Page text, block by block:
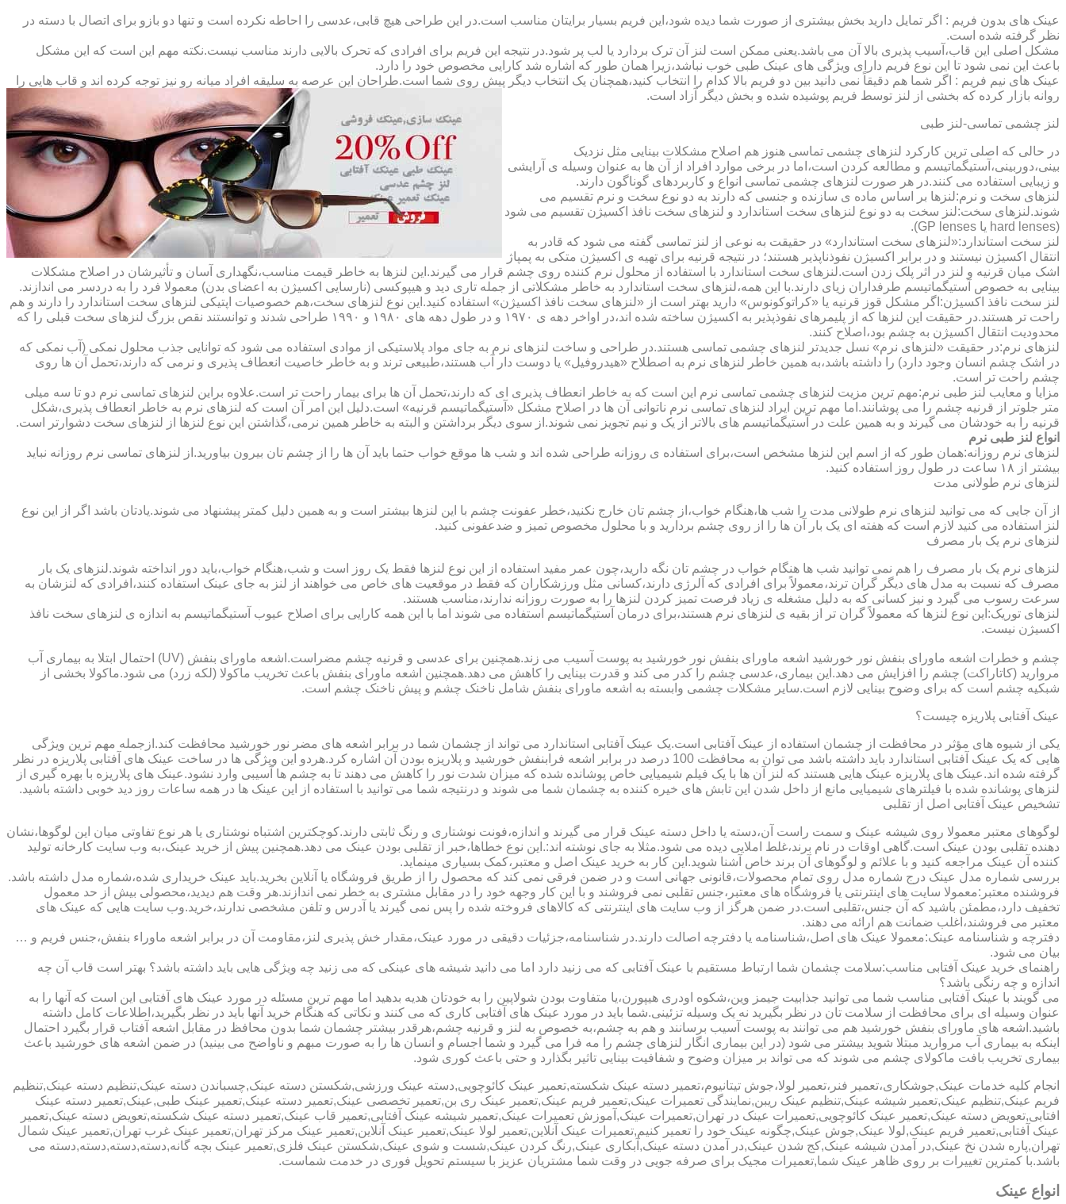
عینک های بدون فریم : اگر تمایل دارید بخش بیشتری از صورت شما دیده شود،این فریم بسیار برایتان مناسب است.در این طراحی هیچ قابی،عدسی را احاطه نکرده است و تنها دو بازو برای اتصال با دسته در
نظر گرفته شده است.
مشکل اصلی این قاب،آسیب پذیری بالا آن می باشد.یعنی ممکن است لنز آن ترک بردارد یا لب پر شود.در نتیجه این فریم برای افرادی که تحرک بالایی دارند مناسب نیست.نکته مهم این است که این مشکل
باعث این نمی شود تا این نوع فریم دارای ویژگی های عینک طبی خوب نباشد،زیرا همان طور که اشاره شد کارایی مخصوص خود را دارد.
عینک های نیم فریم : اگر شما هم دقیقاً نمی دانید بین دو فریم بالا کدام را انتخاب کنید،همچنان یک انتخاب دیگر پیش روی شما است.طراحان این عرصه به سلیقه افراد میانه رو نیز توجه کرده اند و قاب هایی را
روانه بازار کرده که بخشی از لنز توسط فریم پوشیده شده و بخش دیگر آزاد است.
لنز چشمی تماسی-لنز طبی
در حالی که اصلی ترین کارکرد لنزهای چشمی تماسی هنوز هم اصلاح مشکلات بینایی مثل نزدیک
بینی،دوربینی،آستیگماتیسم و مطالعه کردن است،اما در برخی موارد افراد از آن ها به عنوان وسیله ی آرایشی
و زیبایی استفاده می کنند.در هر صورت لنزهای چشمی تماسی انواع و کاربردهای گوناگون دارند.
لنزهای سخت و نرم:لنزها بر اساس ماده ی سازنده و جنسی که دارند به دو نوع سخت و نرم تقسیم می
شوند.لنزهای سخت:لنز سخت به دو نوع لنزهای سخت استاندارد و لنزهای سخت نافذ اکسیژن تقسیم می شود
(hard lenses یا GP lenses).
لنز سخت استاندارد:«لنزهای سخت استاندارد» در حقیقت به نوعی از لنز تماسی گفته می شود که قادر به
انتقال اکسیژن نیستند و در برابر اکسیژن نفوذناپذیر هستند؛ در نتیجه قرنیه برای تهیه ی اکسیژن متکی به پمپاژ
اشک میان قرنیه و لنز در اثر پلک زدن است.لنزهای سخت استاندارد با استفاده از محلول نرم کننده روی چشم قرار می گیرند.این لنزها به خاطر قیمت مناسب،نگهداری آسان و تأثیرشان در اصلاح مشکلات
بینایی به خصوص آستیگماتیسم طرفداران زیای دارند.با این همه،لنزهای سخت استاندارد به خاطر مشکلاتی از جمله تاری دید و هیپوکسی (نارسایی اکسیژن به اعضای بدن) معمولا فرد را به دردسر می اندازند.
لنز سخت نافذ اکسیژن:اگر مشکل قوز قرنیه یا «کراتوکونوس» دارید بهتر است از «لنزهای سخت نافذ اکسیژن» استفاده کنید.این نوع لنزهای سخت،هم خصوصیات اپتیکی لنزهای سخت استاندارد را دارند و هم
راحت تر هستند.در حقیقت این لنزها که از پلیمرهای نفوذپذیر به اکسیژن ساخته شده اند،در اواخر دهه ی ۱۹۷۰ و در طول دهه های ۱۹۸۰ و ۱۹۹۰ طراحی شدند و توانستند نقص بزرگ لنزهای سخت قبلی را که
محدودیت انتقال اکسیژن به چشم بود،اصلاح کنند.
لنزهای نرم:در حقیقت «لنزهای نرم» نسل جدیدتر لنزهای چشمی تماسی هستند.در طراحی و ساخت لنزهای نرم به جای مواد پلاستیکی از موادی استفاده می شود که توانایی جذب محلول نمکی (آب نمکی که
در اشک چشم انسان وجود دارد) را داشته باشد،به همین خاطر لنزهای نرم به اصطلاح «هیدروفیل» یا دوست دار آب هستند،طبیعی ترند و به خاطر خاصیت انعطاف پذیری و نرمی که دارند،تحمل آن ها روی
چشم راحت تر است.
مزایا و معایب لنز طبی نرم:مهم ترین مزیت لنزهای چشمی تماسی نرم این است که به خاطر انعطاف پذیری ای که دارند،تحمل آن ها برای بیمار راحت تر است.علاوه براین لنزهای تماسی نرم دو تا سه میلی
متر جلوتر از قرنیه چشم را می پوشانند.اما مهم ترین ایراد لنزهای تماسی نرم ناتوانی آن ها در اصلاح مشکل «آستیگماتیسم قرنیه» است.دلیل این امر آن است که لنزهای نرم به خاطر انعطاف پذیری،شکل
قرنیه را به خودشان می گیرند و به همین علت در آستیگماتیسم های بالاتر از یک و نیم تجویز نمی شوند.از سوی دیگر برداشتن و البته به خاطر همین نرمی،گذاشتن این نوع لنزها از لنزهای سخت دشوارتر است.
انواع لنز طبی نرم
لنزهای نرم روزانه:همان طور که از اسم این لنزها مشخص است،برای استفاده ی روزانه طراحی شده اند و شب ها موقع خواب حتما باید آن ها را از چشم تان بیرون بیاورید.از لنزهای تماسی نرم روزانه نباید
بیشتر از ۱۸ ساعت در طول روز استفاده کنید.
لنزهای نرم طولانی مدت
از آن جایی که می توانید لنزهای نرم طولانی مدت را شب ها،هنگام خواب،از چشم تان خارج نکنید،خطر عفونت چشم با این لنزها بیشتر است و به همین دلیل کمتر پیشنهاد می شوند.یادتان باشد اگر از این نوع
لنز استفاده می کنید لازم است که هفته ای یک بار آن ها را از روی چشم بردارید و با محلول مخصوص تمیز و ضدعفونی کنید.
لنزهای نرم یک بار مصرف
لنزهای نرم یک بار مصرف را هم نمی توانید شب ها هنگام خواب در چشم تان نگه دارید،چون عمر مفید استفاده از این نوع لنزها فقط یک روز است و شب،هنگام خواب،باید دور انداخته شوند.لنزهای یک بار
مصرف که نسبت به مدل های دیگر گران ترند،معمولاً برای افرادی که آلرژی دارند،کسانی مثل ورزشکاران که فقط در موقعیت های خاص می خواهند از لنز به جای عینک استفاده کنند،افرادی که لنزشان به
سرعت رسوب می گیرد و نیز کسانی که به دلیل مشغله ی زیاد فرصت تمیز کردن لنزها را به صورت روزانه ندارند،مناسب هستند.
لنزهای توریک:این نوع لنزها که معمولاً گران تر از بقیه ی لنزهای نرم هستند،برای درمان آستیگماتیسم استفاده می شوند اما با این همه کارایی برای اصلاح عیوب آستیگماتیسم به اندازه ی لنزهای سخت نافذ
اکسیژن نیست.
چشم و خطرات اشعه ماورای بنفش نور خورشید اشعه ماورای بنفش نور خورشید به پوست آسیب می زند.همچنین برای عدسی و قرنیه چشم مضراست.اشعه ماورای بنفش (UV) احتمال ابتلا به بیماری آب
مروارید (کاتاراکت) چشم را افزایش می دهد.این بیماری،عدسی چشم را کدر می کند و قدرت بینایی را کاهش می دهد.همچنین اشعه ماورای بنفش باعث تخریب ماکولا (لکه زرد) می شود.ماکولا بخشی از
شبکیه چشم است که برای وضوح بینایی لازم است.سایر مشکلات چشمی وابسته به اشعه ماورای بنفش شامل ناخنک چشم و پیش ناخنک چشم است.
عینک آفتابی پلاریزه چیست؟
یکی از شیوه های مؤثر در محافظت از چشمان استفاده از عینک آفتابی است.یک عینک آفتابی استاندارد می تواند از چشمان شما در برابر اشعه های مضر نور خورشید محافظت کند.ازجمله مهم ترین ویژگی
هایی که یک عینک آفتابی استاندارد باید داشته باشد می توان به محافظت 100 درصد در برابر اشعه فرابنفش خورشید و پلاریزه بودن آن اشاره کرد.هردو این ویژگی ها در ساخت عینک های آفتابی پلاریزه در نظر
گرفته شده اند.عینک های پلاریزه عینک هایی هستند که لنز آن ها با یک فیلم شیمیایی خاص پوشانده شده که میزان شدت نور را کاهش می دهند تا به چشم ها آسیبی وارد نشود.عینک های پلاریزه با بهره گیری از
لنزهای پوشانده شده با فیلترهای شیمیایی مانع از داخل شدن این تابش های خیره کننده به چشمان شما می شوند و درنتیجه شما می توانید با استفاده از این عینک ها در همه ساعات روز دید خوبی داشته باشید.
تشخیص عینک آفتابی اصل از تقلبی
لوگوهای معتبر معمولا روی شیشه عینک و سمت راست آن،دسته یا داخل دسته عینک قرار می گیرند و اندازه،فونت نوشتاری و رنگ ثابتی دارند.کوچکترین اشتباه نوشتاری یا هر نوع تفاوتی میان این لوگوها،نشان
دهنده تقلبی بودن عینک است.گاهی اوقات در نام برند،غلط املایی دیده می شود.مثلا به جای نوشته اند:.این نوع خطاها،خبر از تقلبی بودن عینک می دهد.همچنین پیش از خرید عینک،به وب سایت کارخانه تولید
کننده آن عینک مراجعه کنید و با علائم و لوگوهای آن برند خاص آشنا شوید.این کار به خرید عینک اصل و معتبر،کمک بسیاری مینماید.
بررسی شماره مدل عینک درج شماره مدل روی تمام محصولات،قانونی جهانی است و در ضمن فرقی نمی کند که محصول را از طریق فروشگاه یا آنلاین بخرید.باید عینک خریداری شده،شماره مدل داشته باشد.
فروشنده معتبر:معمولا سایت های اینترنتی یا فروشگاه های معتبر،جنس تقلبی نمی فروشند و با این کار وجهه خود را در مقابل مشتری به خطر نمی اندازند.هر وقت هم دیدید،محصولی بیش از حد معمول
تخفیف دارد،مطمئن باشید که آن جنس،تقلبی است.در ضمن هرگز از وب سایت های اینترنتی که کالاهای فروخته شده را پس نمی گیرند یا آدرس و تلفن مشخصی ندارند،خرید.وب سایت هایی که عینک های
معتبر می فروشند،اغلب ضمانت هم ارائه می دهند.
دفترچه و شناسنامه عینک:معمولا عینک های اصل،شناسنامه یا دفترچه اصالت دارند.در شناسنامه،جزئیات دقیقی در مورد عینک،مقدار خش پذیری لنز،مقاومت آن در برابر اشعه ماوراء بنفش،جنس فریم و …
بیان می شود.
راهنمای خرید عینک آفتابی مناسب:سلامت چشمان شما ارتباط مستقیم با عینک آفتابی که می زنید دارد اما می دانید شیشه های عینکی که می زنید چه ویژگی هایی باید داشته باشد؟ بهتر است قاب آن چه
اندازه و چه رنگی باشد؟
می گویند با عینک آفتابی مناسب شما می توانید جذابیت جیمز وین،شکوه اودری هیپورن،یا متفاوت بودن شولاپین را به خودتان هدیه بدهید اما مهم ترین مسئله در مورد عینک های آفتابی این است که آنها را به
عنوان وسیله ای برای محافظت از سلامت تان در نظر بگیرید نه یک وسیله تزئینی.شما باید در مورد عینک های آفتابی کاری که می کنند و نکاتی که هنگام خرید آنها باید در نظر بگیرید،اطلاعات کامل داشته
باشید.اشعه های ماورای بنفش خورشید هم می توانند به پوست آسیب برسانند و هم به چشم،به خصوص به لنز و قرنیه چشم،هرقدر بیشتر چشمان شما بدون محافظ در مقابل اشعه آفتاب قرار بگیرد احتمال
اینکه به بیماری آب مروارید مبتلا شوید بیشتر می شود (در این بیماری انگار لنزهای چشم را مه فرا می گیرد و شما اجسام و انسان ها را به صورت مبهم و ناواضح می بینید) در ضمن اشعه های خورشید باعث
بیماری تخریب بافت ماکولای چشم می شوند که می تواند بر میزان وضوح و شفافیت بینایی تاثیر بگذارد و حتی باعث کوری شود.
انجام کلیه خدمات عینک,جوشکاری،تعمیر فنر،تعمیر لولا،جوش تیتانیوم،تعمیر دسته عینک شکسته,تعمیر عینک کائوچویی,دسته عینک ورزشی,شکستن دسته عینک,چسباندن دسته عینک,تنظیم دسته عینک,تنظیم
فریم عینک,تنظیم عینک,تعمیر شیشه عینک,تنظیم عینک ریبن,نمایندگی تعمیرات عینک,تعمیر فریم عینک,تعمیر عینک ری بن,تعمیر تخصصی عینک,تعمیر دسته عینک,تعمیر عینک طبی,عینک,تعمیر دسته عینک
افتابی,تعویض دسته عینک,تعمیر عینک کائوچویی,تعمیرات عینک در تهران,تعمیرات عینک,آموزش تعمیرات عینک,تعمیر شیشه عینک آفتابی,تعمیر قاب عینک,تعمیر دسته عینک شکسته,تعویض دسته عینک,تعمیر
عینک آفتابی,تعمیر فریم عینک,لولا عینک,جوش عینک,چگونه عینک خود را تعمیر کنیم,تعمیرات عینک آنلاین,تعمیر لولا عینک,تعمیر عینک آنلاین,تعمیر عینک مرکز تهران,تعمیر عینک غرب تهران,تعمیر عینک شمال
تهران,پاره شدن نخ عینک,در آمدن شیشه عینک,کج شدن عینک,در آمدن دسته عینک,آبکاری عینک,رنگ کردن عینک,شست و شوی عینک,شکستن عینک فلزی,تعمیر عینک بچه گانه,دسته,دسته,دسته,دسته می
باشد.با کمترین تغییرات بر روی ظاهر عینک شما,تعمیرات مجیک برای صرفه جویی در وقت شما مشتریان عزیز با سیستم تحویل فوری در خدمت شماست.
انواع عینک